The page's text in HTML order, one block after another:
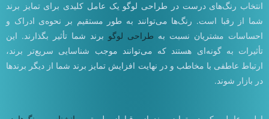
انتخاب رنگ‌های درست در طراحی لوگو یک عامل کلیدی برای تمایز برند
شما از رقبا است. رنگ‌ها می‌توانند به طور مستقیم بر نحوه‌ی ادراک و
احساسات مشتریان نسبت به طراحی لوگو برند شما تأثیر بگذارند. این
تأثیرات به گونه‌ای هستند که می‌توانند موجب شناسایی سریع‌تر برند،
ارتباط عاطفی با مخاطب و در نهایت افزایش تمایز برند شما از دیگر برندها
در بازار شوند.